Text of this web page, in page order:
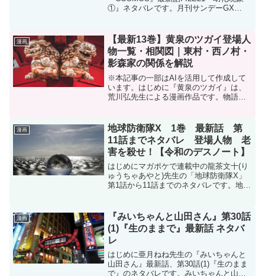
①』ネタバレです。月刊サンデーGX
す。月刊サンデーGXを読むならDMMブ
ックスがおすすめ...
漫画
【最新13巻】黄泉のツガイ登場人
物一覧・相関図｜東村・西ノ村・
影森家の関係を解説
※本記事の一部はAIを活用して作成して
います。はじめに『黄泉のツガイ』は、
荒川弘先生による漫画作品です。物語が
の勢力が入り乱れるようになりました。
さらに登場人物の多くが...
漫画
地球防衛隊X 1巻 最新話 第
11話までネタバレ 登場人物 老
害を殺せ！【令和のデスノート】
はじめにマガポケで連載中の龍茶文十(り
ゅうちゃあやと)先生の「地球防衛隊X」
第1話から11話までのネタバレです。地球
ポケで「地球防衛...
漫画
『みいちゃんと山田さん』第30話
(1)『生のままで』最新話 ネタバ
レ
はじめに亜月ねね先生の『みいちゃんと
山田さん』最新話、第30話(1)『生のまま
で』のネタバレです。みいちゃんと山田